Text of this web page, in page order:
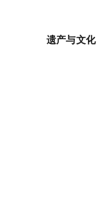
遗产与文化